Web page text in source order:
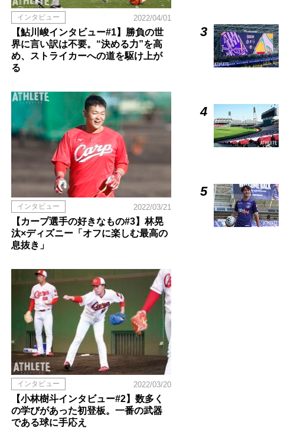
インタビュー 2022/04/01
【鮎川峻インタビュー#1】勝負の世
界に言い訳は不要。“決める力”を高
め、ストライカーへの道を駆け上が
る
インタビュー 2022/03/21
【カープ選手の好きなもの#3】林晃
汰×ディズニー「オフに楽しむ最高の
息抜き」
インタビュー 2022/03/20
【小林樹斗インタビュー#2】数多く
の学びがあった初登板。一番の武器
である球に手応え